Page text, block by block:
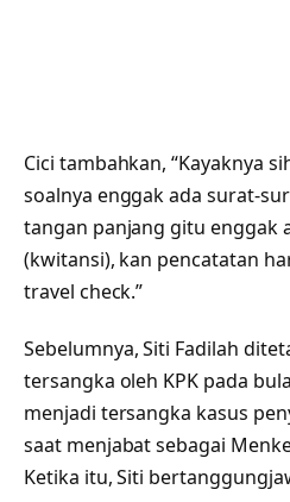
Cici tambahkan, “Kayaknya
soalnya enggak ada surat-
tangan panjang gitu enggak
(kwitansi), kan pencatatan
travel check.”
Sebelumnya, Siti Fadilah
tersangka oleh KPK pada
menjadi tersangka kasus
saat menjabat sebagai
Ketika itu, Siti